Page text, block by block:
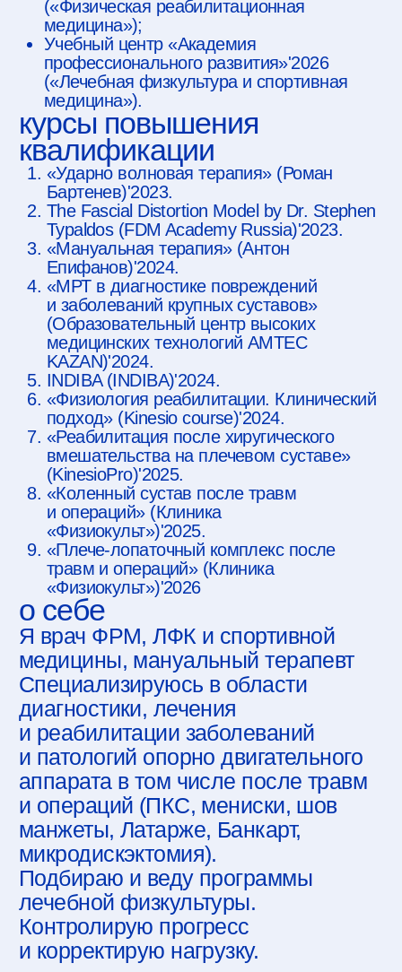
вмешательства на плечевом суставе»
(KinesioPro)'2025.
«Коленный сустав после травм
и операций» (Клиника
«Физиокульт»)'2025.
«Плече-лопаточный комплекс после
травм и операций» (Клиника
«Физиокульт»)'2026
о себе
Я врач ФРМ, ЛФК и спортивной
медицины, мануальный терапевт
Специализируюсь в области
диагностики, лечения
и реабилитации заболеваний
и патологий опорно двигательного
аппарата в том числе после травм
и операций (ПКС, мениски, шов
манжеты, Латарже, Банкарт,
микродискэктомия).
Подбираю и веду программы
лечебной физкультуры.
Контролирую прогресс
и корректирую нагрузку.
команда
услуги
цены
пациенты
отзывы
сертификат
обучения
случаи из практики
частые вопросы
задать вопрос
адрес
Москва, м. «Добрынинская»,
ул. Пятницкая, 71/5с2,
БЦ «Сытинъ», 5 этаж, пом. 507
(Физиокульт)
связаться с нами
+7 985 251-00-66